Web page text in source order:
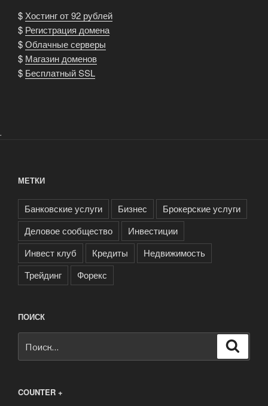
$Хостинг от 92 рублей
$ Регистрация домена
$Облачные серверы
$ Магазин доменов
$ Бесплатный SSL
.
МЕТКИ
Банковские услуги Бизнес
Брокерские услуги
Деловое сообщество
Инвестиции
Инвест клуб
Кредиты
Недвижимость
Трейдинг
Форекс
ПОИСК
COUNTER +